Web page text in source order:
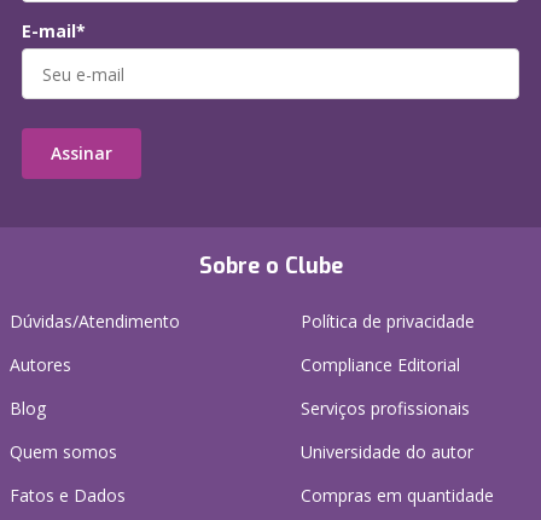
Sobre o Clube
Dúvidas/Atendimento
Autores
Blog
Quem somos
Fatos e Dados
Política de privacidade
Compliance Editorial
Serviços profissionais
Universidade do autor
Compras em quantidade
E-mail*
Assinar